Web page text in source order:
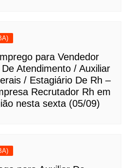
para Vendedor
Atendimento / Auxiliar
/ Estagiário De Rh –
Recrutador Rh em
nesta sexta (05/09)